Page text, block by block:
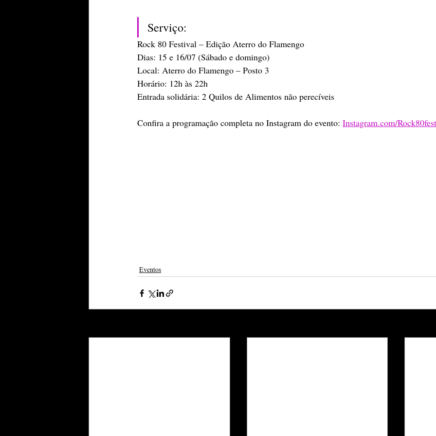
Serviço:
Rock 80 Festival – Edição Aterro do Flamengo
Dias: 15 e 16/07 (Sábado e domingo)
Local: Aterro do Flamengo – Posto 3
Horário: 12h às 22h
Entrada solidária: 2 Quilos de Alimentos não perecíveis
Confira a programação completa no Instagram do evento: Instagram.com/
Eventos